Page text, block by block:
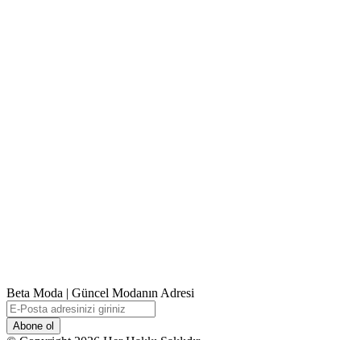
Beta Moda | Güncel Modanın Adresi
E-
Posta
adresinizi